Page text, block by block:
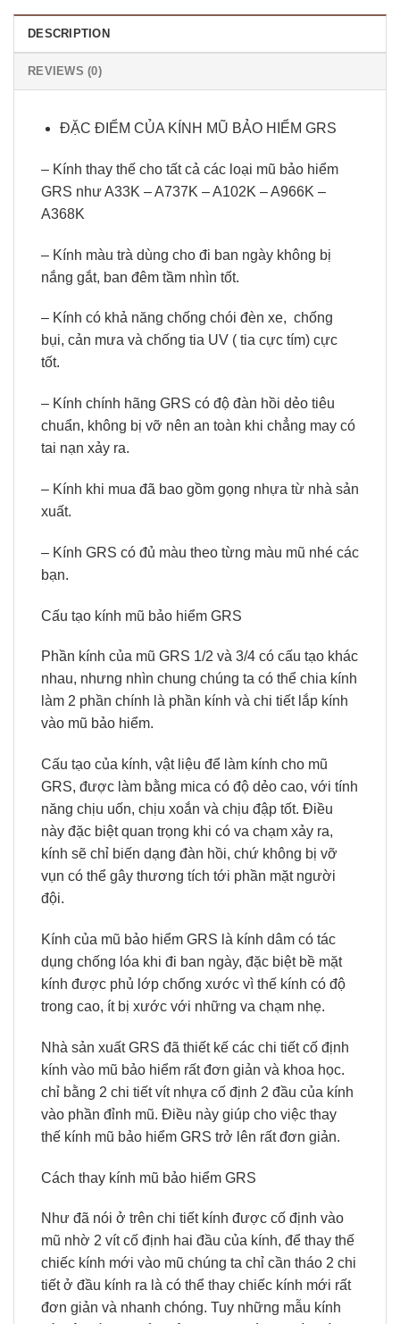
DESCRIPTION
REVIEWS (0)
ĐẶC ĐIỂM CỦA KÍNH MŨ BẢO HIỂM GRS
– Kính thay thế cho tất cả các loại mũ bảo hiểm
GRS như A33K – A737K – A102K – A966K –
A368K
– Kính màu trà dùng cho đi ban ngày không bị
nắng gắt, ban đêm tầm nhìn tốt.
– Kính có khả năng chống chói đèn xe, chống
bụi, cản mưa và chống tia UV ( tia cực tím) cực
tốt.
– Kính chính hãng GRS có độ đàn hồi dẻo tiêu
chuẩn, không bị vỡ nên an toàn khi chẳng may có
tai nạn xảy ra.
– Kính khi mua đã bao gồm gọng nhựa từ nhà sản
xuất.
– Kính GRS có đủ màu theo từng màu mũ nhé các
bạn.
Cấu tạo kính mũ bảo hiểm GRS
Phần kính của mũ GRS 1/2 và 3/4 có cấu tạo khác
nhau, nhưng nhìn chung chúng ta có thể chia kính
làm 2 phần chính là phần kính và chi tiết lắp kính
vào mũ bảo hiểm.
Cấu tạo của kính, vật liệu để làm kính cho mũ
GRS, được làm bằng mica có độ dẻo cao, với tính
năng chịu uốn, chịu xoắn và chịu đập tốt. Điều
này đặc biệt quan trọng khi có va chạm xảy ra,
kính sẽ chỉ biến dạng đàn hồi, chứ không bị vỡ
vụn có thể gây thương tích tới phần mặt người
đội.
Kính của mũ bảo hiểm GRS là kính dâm có tác
dụng chống lóa khi đi ban ngày, đặc biệt bề mặt
kính được phủ lớp chống xước vì thế kính có độ
trong cao, ít bị xước với những va chạm nhẹ.
Nhà sản xuất GRS đã thiết kế các chi tiết cố định
kính vào mũ bảo hiểm rất đơn giản và khoa học.
chỉ bằng 2 chi tiết vít nhựa cố định 2 đầu của kính
vào phần đỉnh mũ. Điều này giúp cho việc thay
thế kính mũ bảo hiểm GRS trở lên rất đơn giản.
Cách thay kính mũ bảo hiểm GRS
Như đã nói ở trên chi tiết kính được cố định vào
mũ nhờ 2 vít cố định hai đầu của kính, để thay thế
chiếc kính mới vào mũ chúng ta chỉ cần tháo 2 chi
tiết ở đầu kính ra là có thể thay chiếc kính mới rất
đơn giản và nhanh chóng. Tuy những mẫu kính